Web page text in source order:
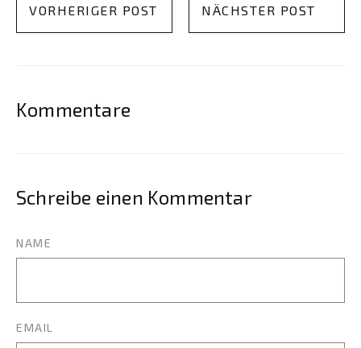
VORHERIGER POST NÄCHSTER POST
Kommentare
Schreibe einen Kommentar
NAME
EMAIL